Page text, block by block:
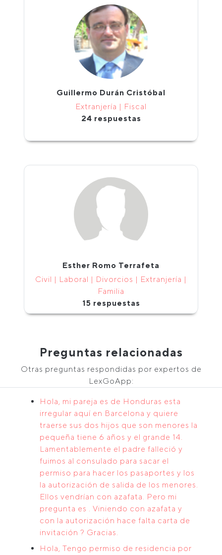
Guillermo Durán Cristóbal
Extranjería | Fiscal
24 respuestas
Esther Romo Terrafeta
Civil | Laboral | Divorcios | Extranjería |
Familia
15 respuestas
Preguntas relacionadas
Otras preguntas respondidas por expertos de
LexGoApp:
Hola, mi pareja es de Honduras esta
irregular aquí en Barcelona y quiere
traerse sus dos hijos que son menores la
pequeña tiene 6 años y el grande 14.
Lamentablemente el padre falleció y
fuimos al consulado para sacar el
permiso para hacer los pasaportes y los
la autorización de salida de los menores.
Ellos vendrían con azafata. Pero mi
pregunta es . Viniendo con azafata y
con la autorización hace falta carta de
invitación ? Gracias.
Hola, Tengo permiso de residencia por